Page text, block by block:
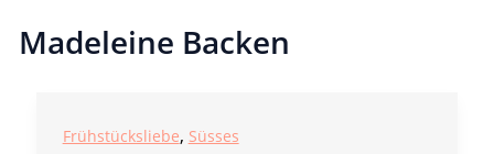
Madeleine Backen
Frühstücksliebe, Süsses